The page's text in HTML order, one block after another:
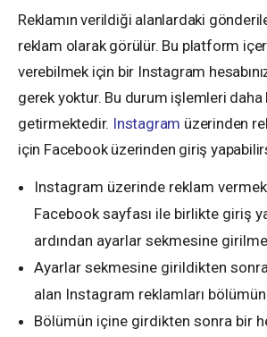
Reklamın verildiği alanlardaki
reklam olarak görülür. Bu platform
verebilmek için bir Instagram
gerek yoktur. Bu durum işlemleri daha
getirmektedir. Instagram üzerinden
için Facebook üzerinden giriş
Instagram üzerinde reklam
Facebook sayfası ile birlikte giriş
ardından ayarlar sekmesine
Ayarlar sekmesine girildikten
alan Instagram reklamları
Bölümün içine girdikten sonra bir